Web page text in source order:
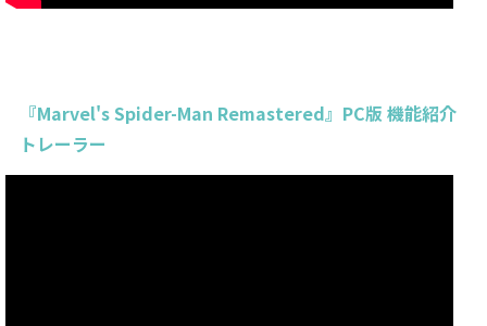
『Marvel's Spider-Man Remastered』PC版 機能紹介
トレーラー